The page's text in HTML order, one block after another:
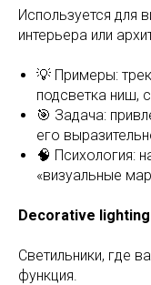
Используется для
интерьера или
💡 Примеры:
подсветка ниш,
🎯 Задача:
его
🧠 Психология:
«визуальные
Decorative
Светильники, где
функция.